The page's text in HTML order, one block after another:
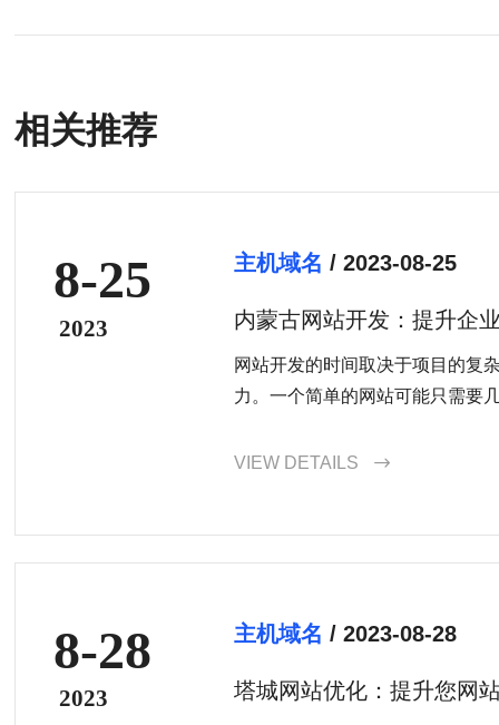
相关推荐
8-25
2023
主机域名/ 2023-08-25
内蒙古网站开发：提升企
网站开发的时间取决于项目的复
力。一个简单的网站可能只需要
VIEW DETAILS

8-28
2023
主机域名/ 2023-08-28
塔城网站优化：提升您网